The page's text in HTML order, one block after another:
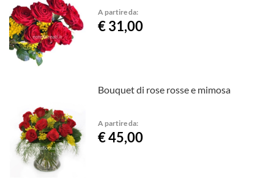
A partire da:
€ 31,00
Bouquet di rose rosse e mimosa
A partire da:
€ 45,00